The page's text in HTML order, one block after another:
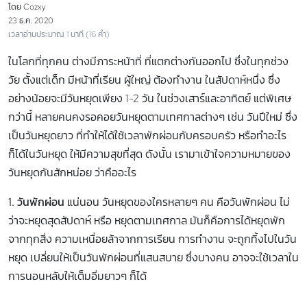
โดย Cozxy
23 ธ.ค. 2020
เวลาอ่านประมาณ 1 นาที (16 คำ)
ในโลกที่ทุกคน ต่างมีภาระหน้าที่ ที่แตกต่างกันออกไป ซึ่งในทุกช่วง
วัย ตั้งแต่เด็ก มีหน้าที่เรียน ผู้ใหญ่ ต้องทำงาน ในสัปดาห์หนึ่ง ซึ่ง
อย่างน้อยจะมีวันหยุดเพียง 1-2 วัน ในช่วงเสาร์และอาทิตย์ แต่พิเศษ
กว่านี้ หลายคนคงรอคอยวันหยุดตามเทศกาลต่างๆ เช่น วันปีใหม่ ซึ่ง
เป็นวันหยุดยาว ที่ทำให้ได้ใช้เวลาพักผ่อนกับครอบครัว หรือทำอะไร
ก็ได้ในวันหยุด ให้มีความสุขที่สุด ดังนั้น เรามาเข้าใจความหมายของ
วันหยุดกันสักหน่อย ว่าคืออะไร
1. วันพักผ่อน แน่นอน วันหยุดของใครหลายๆ คน คือวันพักผ่อน ไม่
ว่าจะหยุดสุดสัปดาห์ หรือ หยุดตามเทศกาล มันก็คือการได้หยุดพัก
จากทุกสิ่ง ความเหนื่อยล้าจากการเรียน การทำงาน จะถูกทิ้งไปในวัน
หยุด เปลี่ยนให้เป็นวันพักผ่อนที่แสนสบาย ซึ่งบางคน อาจจะใช้เวลาใน
การนอนหลับให้เต็มอิ่มยาวๆ ก็ได้